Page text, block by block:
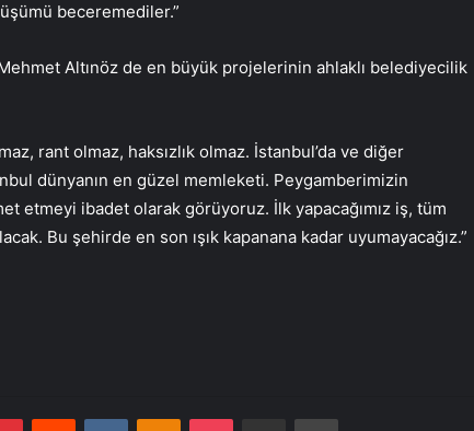
beceremediler.”
Altınöz de en büyük projelerinin ahlaklı belediyecilik
rant olmaz, haksızlık olmaz. İstanbul’da ve diğer
dünyanın en güzel memleketi. Peygamberimizin
etmeyi ibadet olarak görüyoruz. İlk yapacağımız iş, tüm
Bu şehirde en son ışık kapanana kadar uyumayacağız.”
PinterestReddit VKontakteOdnoklassniki
Pocket E-Posta ile paylaş Yazdır